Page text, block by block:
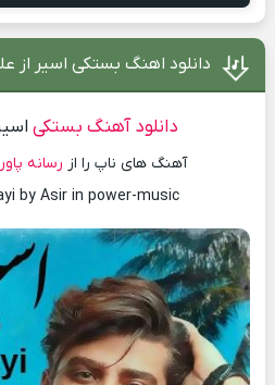
دانلود اهنگ بستکی اسیر از
دانلود آهنگ بستکی
آهنگ های ناپ را از رسانه
by Asir in power-music!~